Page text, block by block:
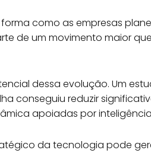
como as empresas
de um movimento maior
dessa evolução. Um
conseguiu reduzir
apoiadas por
da tecnologia pode